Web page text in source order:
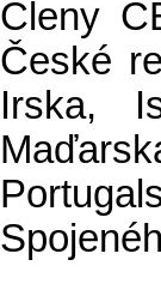
Členy
České
Irska,